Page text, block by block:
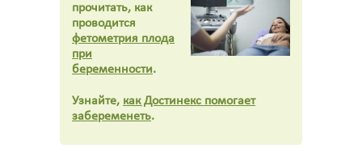
прочитать, как
проводится
фетометрия плода
при
беременности.
Узнайте, как Достинекс помогает
забеременеть.